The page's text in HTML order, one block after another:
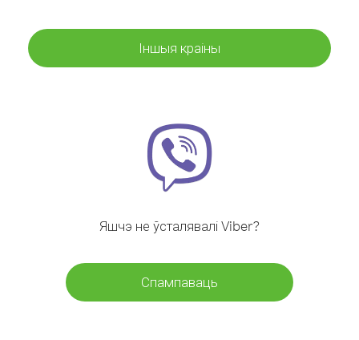
Іншыя краіны
Яшчэ не ўсталявалі Viber?
Спампаваць